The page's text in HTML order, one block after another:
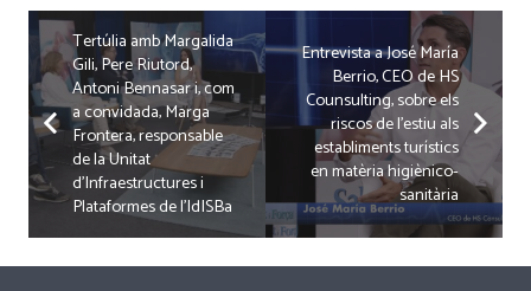
Tertúlia amb Margalida
Gili, Pere Riutord,
Antoni Bennasar i, com
a convidada, Marga
Frontera, responsable
de la Unitat
d’Infraestructures i
Plataformes de l’IdISBa
Entrevista a José María
Berrio, CEO de HS
Counsulting, sobre els
riscos de l’estiu als
establiments turístics
en matèria higiènico-
sanitària